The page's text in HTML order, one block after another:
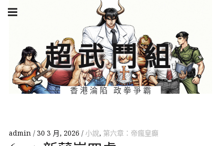
Skip
超武鬥組
香港淪陷 政拳爭霸
navigation
admin 30 3 月, 2026 小說, 第六章：帝瘋皇癲